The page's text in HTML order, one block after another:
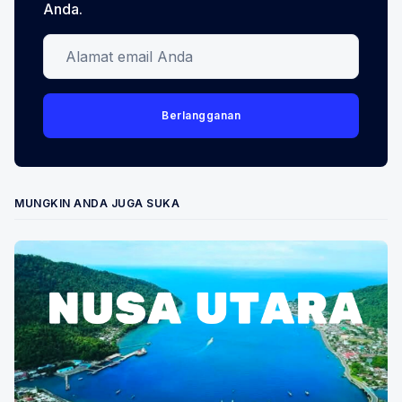
Anda.
Alamat email Anda
Berlangganan
MUNGKIN ANDA JUGA SUKA